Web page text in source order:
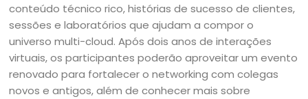
conteúdo técnico rico, histórias de sucesso de clientes,
sessões e laboratórios que ajudam a compor o
universo multi-cloud. Após dois anos de interações
virtuais, os participantes poderão aproveitar um evento
renovado para fortalecer o networking com colegas
novos e antigos, além de conhecer mais sobre